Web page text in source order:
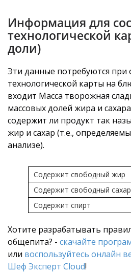
Информация для
технологической
доли)
Эти данные потребуются
технологической карты на
входит Масса творожная
массовых долей жира и
содержит ли продукт так
жир и сахар (т.е.,
анализе).
Содержит свободный жир
Содержит свободный сахар
Содержит спирт
Хотите разрабатывать
общепита? - скачайте
или воспользуйтесь онлайн
Шеф Эксперт Cloud!